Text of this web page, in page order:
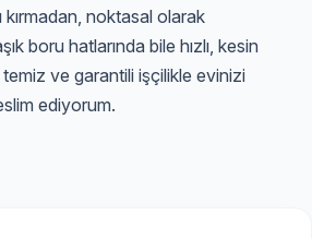
kırmadan, noktasal olarak
boru hatlarında bile hızlı, kesin
ve garantili işçilikle evinizi
ediyorum.